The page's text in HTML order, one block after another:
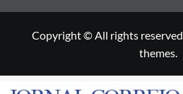
Copyright © All rights reserved.
themes.